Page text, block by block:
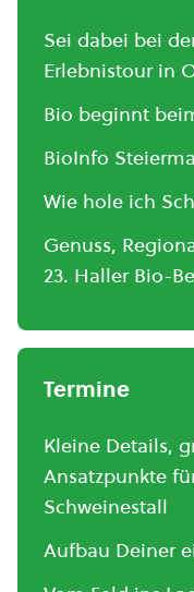
Sei dabei bei
Erlebnistour in
Bio beginnt
BioInfo
Wie hole ich
Genuss,
23. Haller Bio-
Termine
Kleine Details,
Ansatzpunkte
Schweinestall
Aufbau Deiner